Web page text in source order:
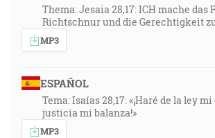
Thema: Jesaia 28,17: ICH mache das
Richtschnur und die Gerechtigkeit
MP3
ESPAÑOL
Tema: Isaías 28,17: «¡Haré de la ley
justicia mi balanza!»
MP3